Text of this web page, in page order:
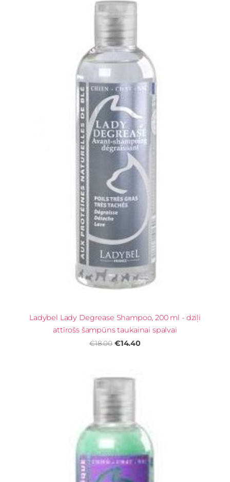
Ladybel Lady Degrease Shampoo, 200 ml - dziļi
attīrošs šampūns taukainai spalvai
€18.00 €14.40